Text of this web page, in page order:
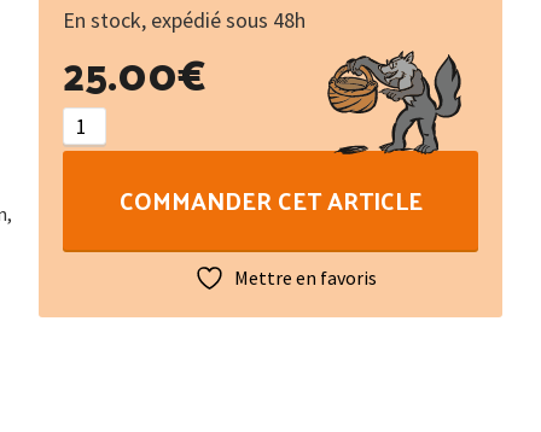
En stock, expédié sous 48h
25.00€
de
Mémoires
:
COMMANDER CET ARTICLE
Mettre en favoris